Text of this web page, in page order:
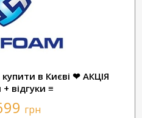
в Києві ❤ АКЦІЯ
відгуки ≡
грн